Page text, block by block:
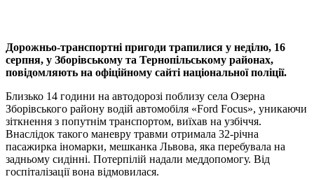
Дорожньо-транспортні пригоди трапилися у неділю, 16
серпня, у Зборівському та Тернопільському районах,
повідомляють на офіційному сайті національної поліції.
Близько 14 години на автодорозі поблизу села Озерна
Зборівського району водій автомобіля «Ford Focus», уникаючи
зіткнення з попутнім транспортом, виїхав на узбіччя.
Внаслідок такого маневру травми отримала 32-річна
пасажирка іномарки, мешканка Львова, яка перебувала на
задньому сидінні. Потерпілій надали меддопомогу. Від
госпіталізації вона відмовилася.